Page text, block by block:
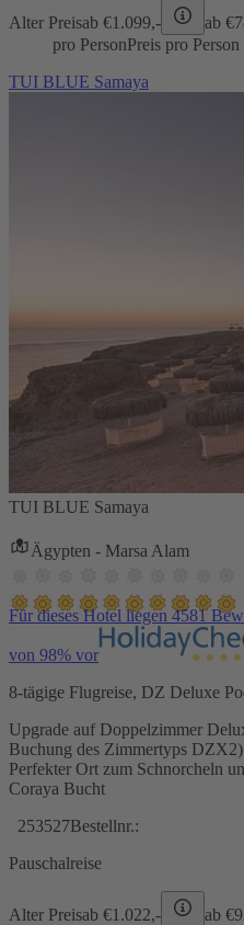
Alter Preisab €1.099,- ab €
pro PersonPreis pro Person
TUI BLUE Samaya
TUI BLUE Samaya
Ägypten - Marsa Alam
Für dieses Hotel liegen 4581
von 98% vor
8-tägige Flugreise, DZ Deluxe
Upgrade auf Doppelzimmer
Buchung des Zimmertyps
Perfekter Ort zum Schnorcheln
Coraya Bucht
253527Bestellnr.:
Pauschalreise
Alter Preisab €1.022,- ab €